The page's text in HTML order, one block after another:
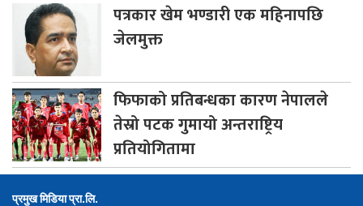
पत्रकारखेम भण्डारी एक महिनापछि
जेलमुक्त
फिफाकोप्रतिबन्धका कारण नेपालले
तेस्रो पटक गुमायो अन्तराष्ट्रिय
प्रतियोगितामा
प्रमुख मिडिया प्रा.लि.